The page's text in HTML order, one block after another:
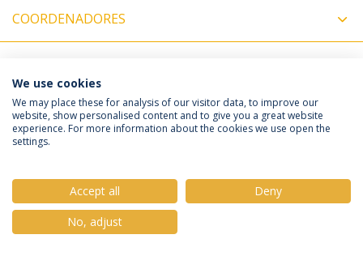
COORDENADORES
Política de Privacidade
Termos & Condições
Direitos do Titular dos Dados
© 2026 Universidade Católica Portuguesa
We use cookies
We may place these for analysis of our visitor data, to improve our
website, show personalised content and to give you a great website
experience. For more information about the cookies we use open the
settings.
Accept all
Deny
No, adjust